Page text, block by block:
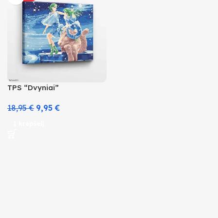
TPS “Dvyniai”
18,95€ 9,95€